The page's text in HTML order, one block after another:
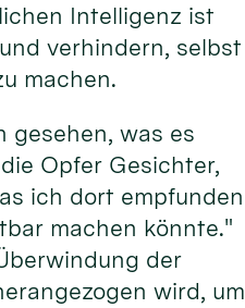
Intelligenz ist
verhindern, selbst
machen.
gesehen, was es
Opfer Gesichter,
ich dort empfunden
machen könnte."
der
wird, um